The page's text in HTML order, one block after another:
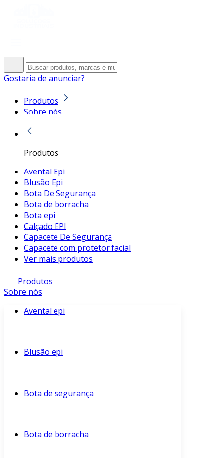
Gostaria de anunciar?
Produtos
Sobre nós
Produtos
Avental Epi
Blusão Epi
Bota De Segurança
Bota de borracha
Bota epi
Calçado EPI
Capacete De Segurança
Capacete com protetor facial
Ver mais produtos
Produtos
Sobre nós
Avental epi
Blusão epi
Bota de segurança
Bota de borracha